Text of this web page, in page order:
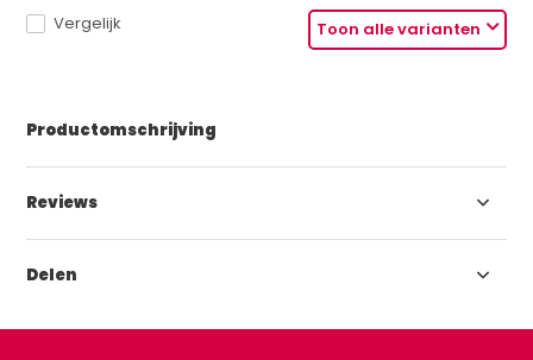
Toon alle varianten
Vergelijk
Productomschrijving
Reviews
Delen